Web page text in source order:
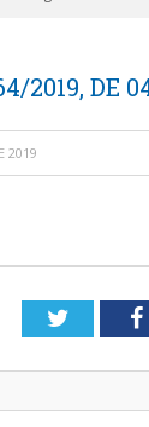
2019, DE
2019
Twitter